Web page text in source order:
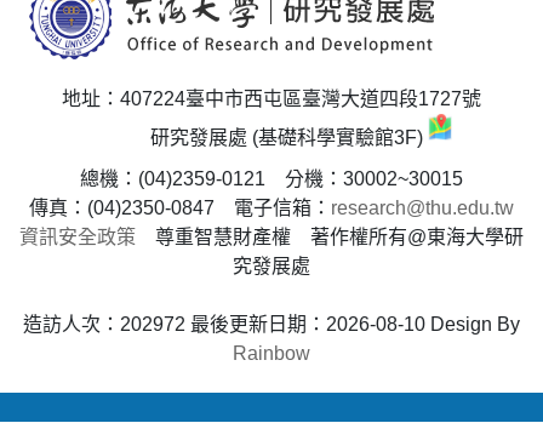
地址：407224臺中市西屯區臺灣大道四段1727號
研究發展處 (基礎科學實驗館3F)
總機：(04)2359-0121 分機：30002~30015
傳真：(04)2350-0847 電子信箱： research@thu.edu.tw
資訊安全政策 尊重智慧財產權 著作權所有@東海大學研
究發展處
造訪人次：202972 最後更新日期：2026-08-10 Design By
Rainbow